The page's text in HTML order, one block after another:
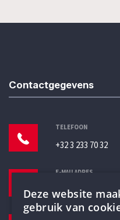
Contactgegevens
TELEFOON
+32 3 233 70 32
E-MAILADRES
Deze website
gebruik van